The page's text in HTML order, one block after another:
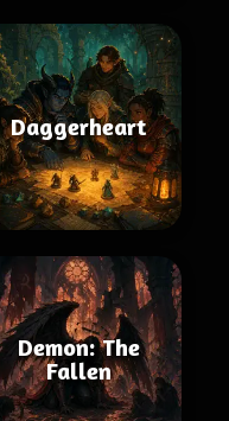
Daggerheart
Demon: The
Fallen